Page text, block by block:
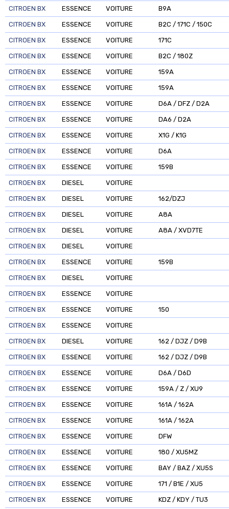
CITROEN BX ESSENCE VOITURE B9A
CITROEN BX ESSENCE VOITURE B2C / 171C / 150C
CITROEN BX ESSENCE VOITURE 171C
CITROEN BX ESSENCE VOITURE B2C / 180Z
CITROEN BX ESSENCE VOITURE 159A
CITROEN BX ESSENCE VOITURE 159A
CITROEN BX ESSENCE VOITURE D6A / DFZ / D2A
CITROEN BX ESSENCE VOITURE DA6 / D2A
CITROEN BX ESSENCE VOITURE X1G / K1G
CITROEN BX ESSENCE VOITURE D6A
CITROEN BX ESSENCE VOITURE 159B
CITROEN BX DIESEL VOITURE
CITROEN BX DIESEL VOITURE 162/DZJ
CITROEN BX DIESEL VOITURE A8A
CITROEN BX DIESEL VOITURE A8A / XVD7TE
CITROEN BX DIESEL VOITURE
CITROEN BX ESSENCE VOITURE 159B
CITROEN BX DIESEL VOITURE
CITROEN BX ESSENCE VOITURE
CITROEN BX ESSENCE VOITURE 150
CITROEN BX ESSENCE VOITURE
CITROEN BX DIESEL VOITURE 162 / DJZ / D9B
CITROEN BX ESSENCE VOITURE 162 / DJZ / D9B
CITROEN BX ESSENCE VOITURE D6A / D6D
CITROEN BX ESSENCE VOITURE 159A / Z / XU9
CITROEN BX ESSENCE VOITURE 161A / 162A
CITROEN BX ESSENCE VOITURE 161A / 162A
CITROEN BX ESSENCE VOITURE DFW
CITROEN BX ESSENCE VOITURE 180 / XU5MZ
CITROEN BX ESSENCE VOITURE BAY / BAZ / XU5S
CITROEN BX ESSENCE VOITURE 171 / B1E / XU5
CITROEN BX ESSENCE VOITURE KDZ / KDY / TU3